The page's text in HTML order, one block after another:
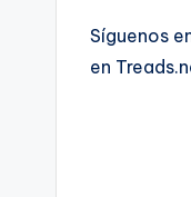
Síguenos
en